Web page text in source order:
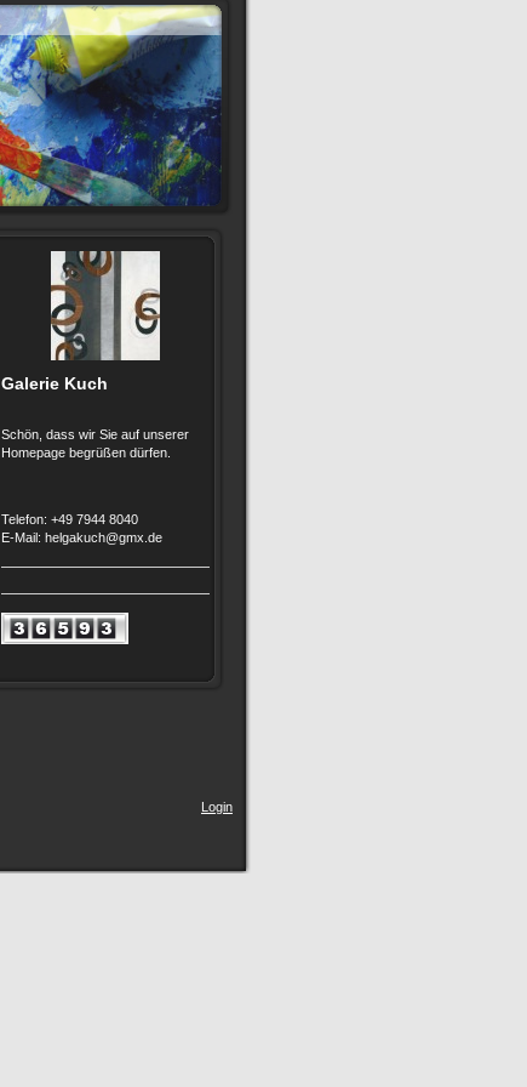
Galerie Kuch
Schön, dass wir Sie auf unserer
Homepage begrüßen dürfen.
Telefon: +49 7944 8040
E-Mail: helgakuch@gmx.de
Login